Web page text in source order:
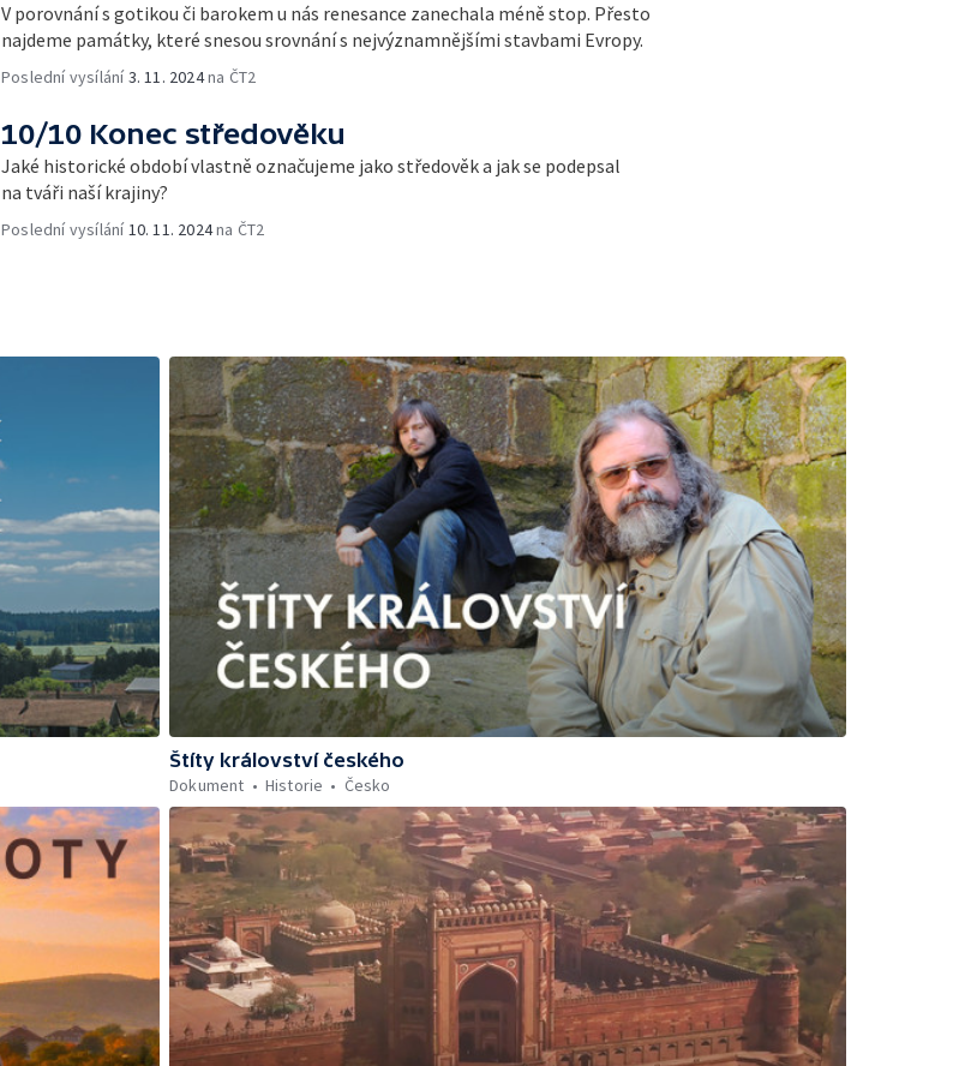
V porovnání s gotikou či barokem u nás renesance zanechala méně stop. Přesto
najdeme památky, které snesou srovnání s nejvýznamnějšími stavbami Evropy.
Poslední vysílání3. 11. 2024na ČT2
10/10 Konec středověku
Jaké historické období vlastně označujeme jako středověk a jak se podepsal
na tváři naší krajiny?
Poslední vysílání10. 11. 2024na ČT2
Štíty království českého
Dokument
Historie Česko